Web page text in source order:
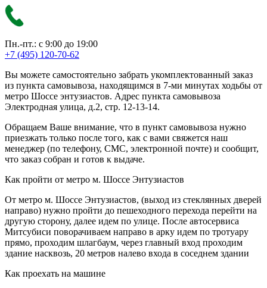
Пн.-пт.: с 9:00 до 19:00
+7 (495) 120-70-62
Вы можете самостоятельно забрать укомплектованный заказ
из пункта самовывоза, находящимся в 7-ми минутах ходьбы от
метро Шоссе энтузиастов. Адрес пункта самовывоза
Электродная улица, д.2, стр. 12-13-14.
Обращаем Ваше внимание, что в пункт самовывоза нужно
приезжать только после того, как с вами свяжется наш
менеджер (по телефону, СМС, электронной почте) и сообщит,
что заказ собран и готов к выдаче.
Как пройти от метро м. Шоссе Энтузиастов
От метро м. Шоссе Энтузиастов, (выход из стеклянных дверей
направо) нужно пройти до пешеходного перехода перейти на
другую сторону, далее идем по улице. После автосервиса
Митсубиси поворачиваем направо в арку идем по тротуару
прямо, проходим шлагбаум, через главный вход проходим
здание насквозь, 20 метров налево входа в соседнем здании
Как проехать на машине